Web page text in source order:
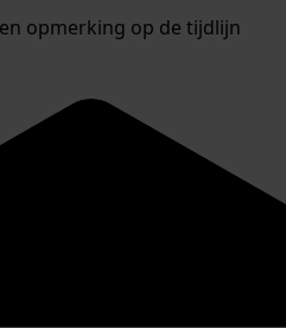
opmerking op de tijdlijn